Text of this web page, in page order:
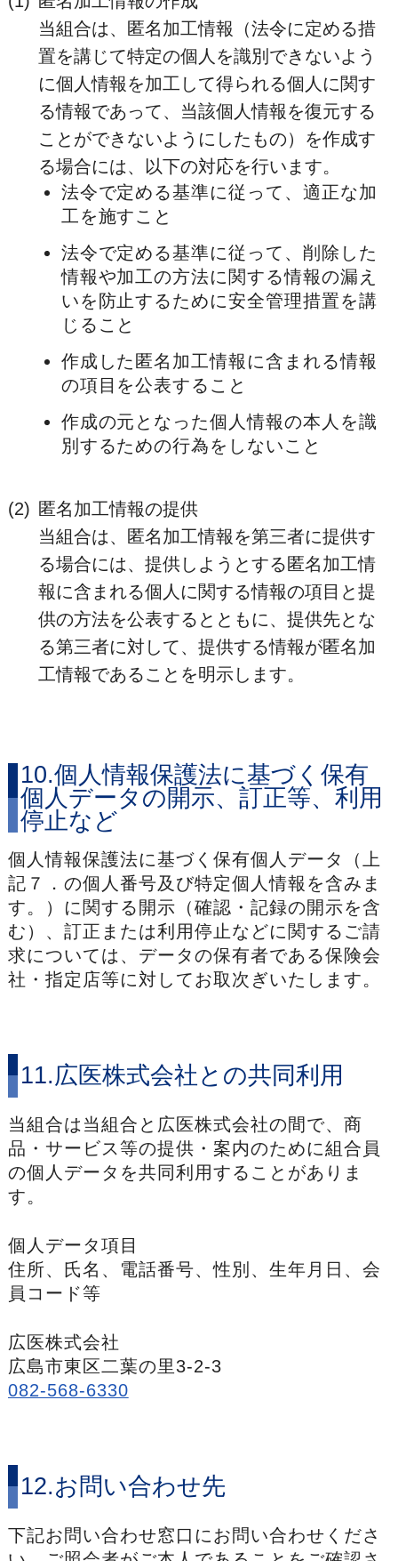
当組合は、匿名加工情報（法令に定める措
置を講じて特定の個人を識別できないよう
に個人情報を加工して得られる個人に関す
る情報であって、当該個人情報を復元する
ことができないようにしたもの）を作成す
る場合には、以下の対応を行います。
法令で定める基準に従って、適正な加
工を施すこと
法令で定める基準に従って、削除した
情報や加工の方法に関する情報の漏え
いを防止するために安全管理措置を講
じること
作成した匿名加工情報に含まれる情報
の項目を公表すること
作成の元となった個人情報の本人を識
別するための行為をしないこと
(2) 匿名加工情報の提供
当組合は、匿名加工情報を第三者に提供す
る場合には、提供しようとする匿名加工情
報に含まれる個人に関する情報の項目と提
供の方法を公表するとともに、提供先とな
る第三者に対して、提供する情報が匿名加
工情報であることを明示します。
10.個人情報保護法に基づく保有
個人データの開示、訂正等、利用
停止など
個人情報保護法に基づく保有個人データ（上
記７．の個人番号及び特定個人情報を含みま
す。）に関する開示（確認・記録の開示を含
む）、訂正または利用停止などに関するご請
求については、データの保有者である保険会
社・指定店等に対してお取次ぎいたします。
11.広医株式会社との共同利用
当組合は当組合と広医株式会社の間で、商
品・サービス等の提供・案内のために組合員
の個人データを共同利用することがありま
す。
個人データ項目
住所、氏名、電話番号、性別、生年月日、会
員コード等
広医株式会社
広島市東区二葉の里3-2-3
082-568-6330
12.お問い合わせ先
下記お問い合わせ窓口にお問い合わせくださ